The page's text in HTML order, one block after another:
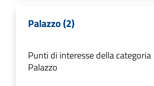
Palazzo (2)
Punti di interesse della categoria
Palazzo